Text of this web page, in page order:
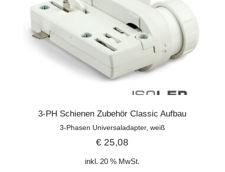
3-PH Schienen Zubehör Classic Aufbau
3-Phasen Universaladapter, weiß
€ 25,08
inkl. 20 % MwSt.